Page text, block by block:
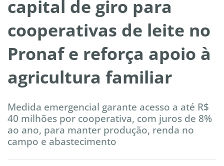
capital de giro para
cooperativas de leite no
Pronaf e reforça apoio à
agricultura familiar
Medida emergencial garante acesso a até R$
40 milhões por cooperativa, com juros de 8%
ao ano, para manter produção, renda no
campo e abastecimento